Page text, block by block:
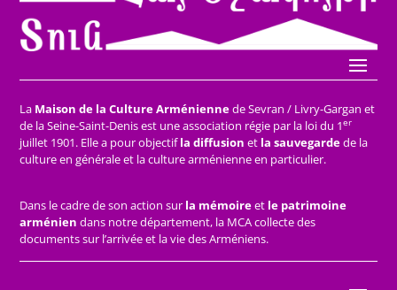
La Maison de la Culture Arméniennede Sevran / Livry-Gargan et
de la Seine-Saint-Denis est une association régie par la loi du 1er
juillet 1901. Elle a pour objectifla diffusion et la sauvegardede la
culture en générale et la culture arménienne en particulier.
Dans le cadre de son action sur la mémoireet le patrimoine
arménien dans notre département, la MCA collecte des
documents sur l’arrivée et la vie des Arméniens.